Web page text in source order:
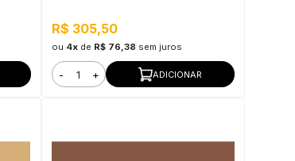
R$ 305,50
ou 4xde R$ 76,38 sem juros
- + ADICIONAR